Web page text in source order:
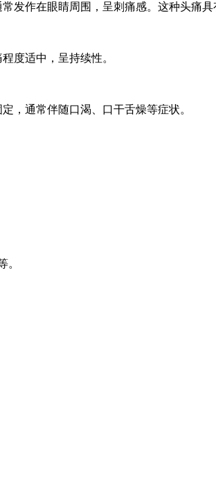
作在眼睛周围，呈刺痛感。这种头痛具
度适中，呈持续性。
通常伴随口渴、口干舌燥等症状。
。